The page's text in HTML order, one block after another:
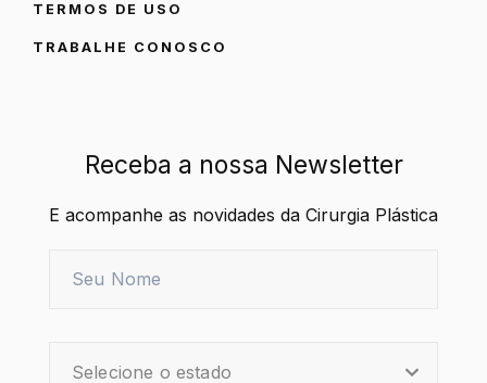
TERMOS DE USO
TRABALHE CONOSCO
Receba a nossa Newsletter
E acompanhe as novidades da Cirurgia Plástica